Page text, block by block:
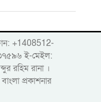
+1408512-
ই-মেইল:
রহিম রানা ।
প্রকাশনার